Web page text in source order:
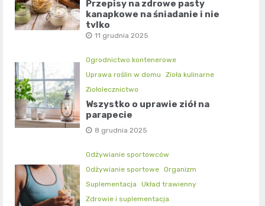
Przepisy na zdrowe pasty
kanapkowe na śniadanie i nie
tylko
11 grudnia 2025
Ogrodnictwo kontenerowe
Uprawa roślin w domu
Zioła kulinarne
Ziołolecznictwo
Wszystko o uprawie ziół na
parapecie
8 grudnia 2025
Odżywianie sportowców
Odżywianie sportowe Organizm
Suplementacja
Układ trawienny
Zdrowie i suplementacja